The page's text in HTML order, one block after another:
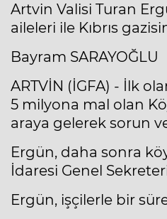
Artvin Valisi Turan
aileleri ile Kıbrıs
Bayram SARAYOĞLU
ARTVİN (İGFA) - İlk
5 milyona mal olan
araya gelerek sorun
Ergün, daha sonra
İdaresi Genel
Ergün, işçilerle bir